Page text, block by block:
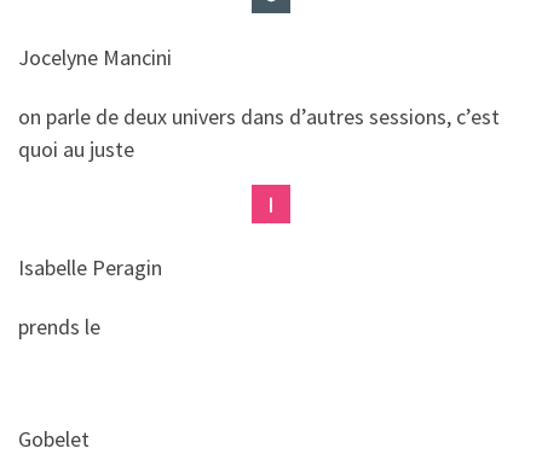
Jocelyne Mancini
​​on parle de deux univers dans d’autres sessions, c’est
quoi au juste
Isabelle Peragin
​​prends le
Gobelet